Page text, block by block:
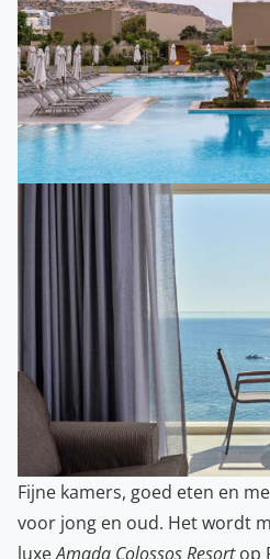
Fijne kamers, goed eten en
voor jong en oud. Het wordt
luxeAmada Colossos Resortop